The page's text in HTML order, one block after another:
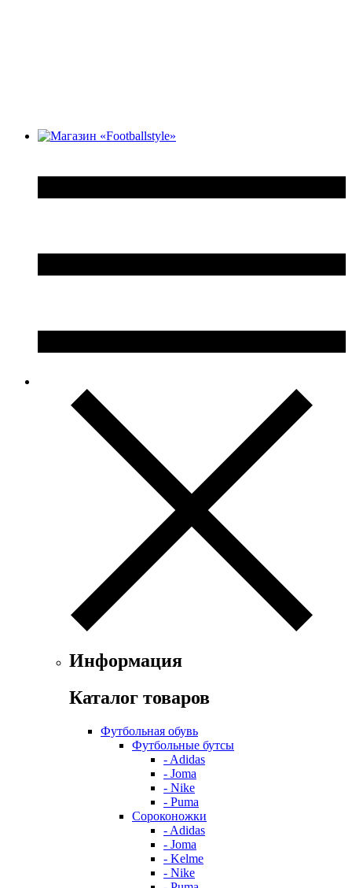
Информация
Каталог товаров
Футбольная обувь
Футбольные бутсы
- Adidas
- Joma
- Nike
- Puma
Сороконожки
- Adidas
- Joma
- Kelme
- Nike